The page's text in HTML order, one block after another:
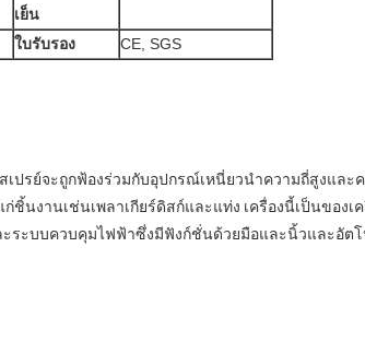
เย็น
ใบรับรอง CE, SGS
เปรย์จะถูกฟ้องร่วมกับอุปกรณ์เหนี่ยวนำความถี่สูงและ
ชิ้นงานเช่นเพลาเกียร์ดิสก์และแท่ง เครื่องนี้เป็นของ
ระบบควบคุมไฟฟ้าซึ่งมีฟังก์ชั่นด้วยมือและนิ้วและอัต